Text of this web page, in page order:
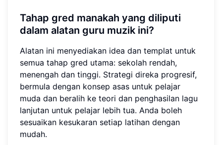
Tahap gred manakah yang diliputi
dalam alatan guru muzik ini?
Alatan ini menyediakan idea dan templat untuk
semua tahap gred utama: sekolah rendah,
menengah dan tinggi. Strategi direka progresif,
bermula dengan konsep asas untuk pelajar
muda dan beralih ke teori dan penghasilan lagu
lanjutan untuk pelajar lebih tua. Anda boleh
sesuaikan kesukaran setiap latihan dengan
mudah.